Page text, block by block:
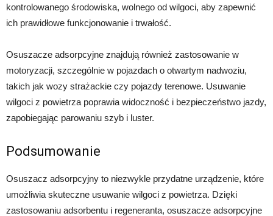
kontrolowanego środowiska, wolnego od wilgoci, aby zapewnić
ich prawidłowe funkcjonowanie i trwałość.
Osuszacze adsorpcyjne znajdują również zastosowanie w
motoryzacji, szczególnie w pojazdach o otwartym nadwoziu,
takich jak wozy strażackie czy pojazdy terenowe. Usuwanie
wilgoci z powietrza poprawia widoczność i bezpieczeństwo jazdy,
zapobiegając parowaniu szyb i luster.
Podsumowanie
Osuszacz adsorpcyjny to niezwykle przydatne urządzenie, które
umożliwia skuteczne usuwanie wilgoci z powietrza. Dzięki
zastosowaniu adsorbentu i regeneranta, osuszacze adsorpcyjne